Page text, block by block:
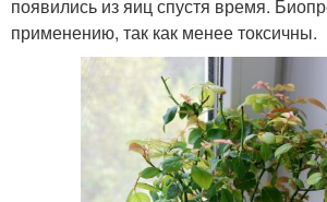
появились из яиц спустя время.
применению, так как менее токсичны.